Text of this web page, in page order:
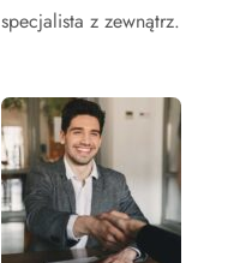
specjalista z zewnątrz.